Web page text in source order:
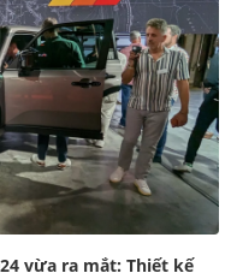
vừa ra mắt: Thiết kế